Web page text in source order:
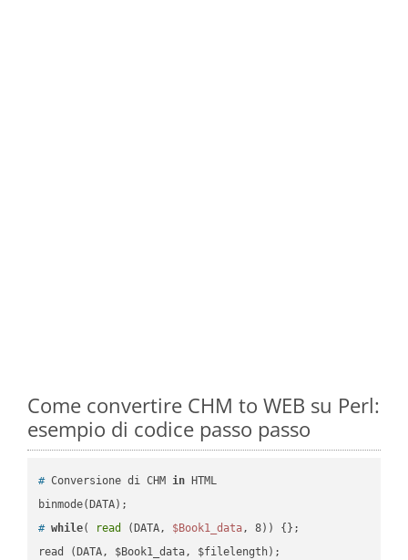
Come convertire CHM to WEB su Perl:
esempio di codice passo passo
# Conversione di CHM in HTML
# while( read (DATA, $Book1_data, 8)) {};
read (DATA, $Book1_data, $filelength);